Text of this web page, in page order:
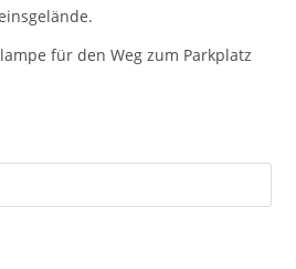
für den Weg zum Parkplatz